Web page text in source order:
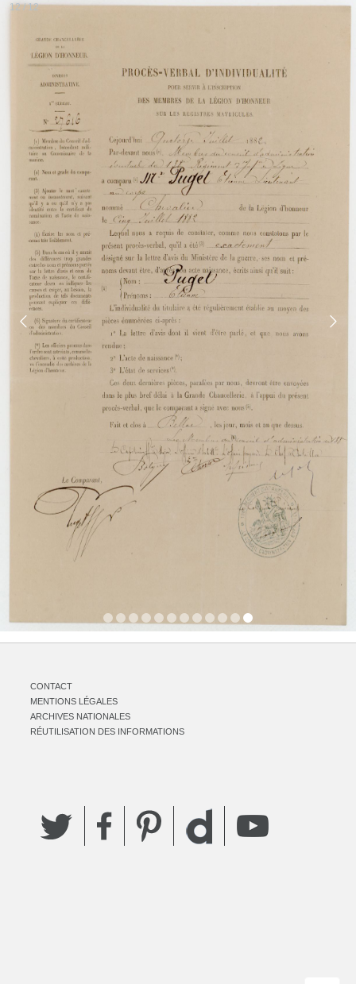
12 / 12
CONTACT
MENTIONS LÉGALES
ARCHIVES NATIONALES
RÉUTILISATION DES INFORMATIONS